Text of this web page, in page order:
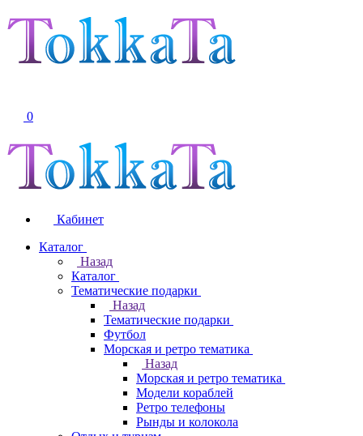
0
Кабинет
Каталог
Назад
Каталог
Тематические подарки
Назад
Тематические подарки
Футбол
Морская и ретро тематика
Назад
Морская и ретро тематика
Модели кораблей
Ретро телефоны
Рынды и колокола